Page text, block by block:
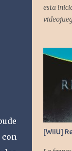
con
esta
[WiiU]